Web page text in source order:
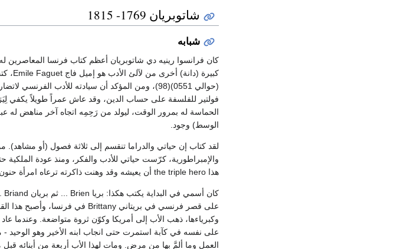
شاتوبريان 1769- 1815
شبابه
(حوالي 0551)(98)، ومن المؤكد أن سيادته للأدب
فولتير للفلسفة على حساب الدين، وقد عاش عمراً طويلاً يكفي
الحماسة له بمرور الوقت، ليولد من رَحِمِه اتجاه آخر مناهض له
الوسط) وجود.
هذا the triple hero أن يعيشه وقد وهنت ذاكرته ترعاه امرأة حنون. إنها فترة ضبابية ضاعت مع الزمن.
على نفسه في كآبة استمرت حتى انجاب ابنه الأخير وهو الوحيد